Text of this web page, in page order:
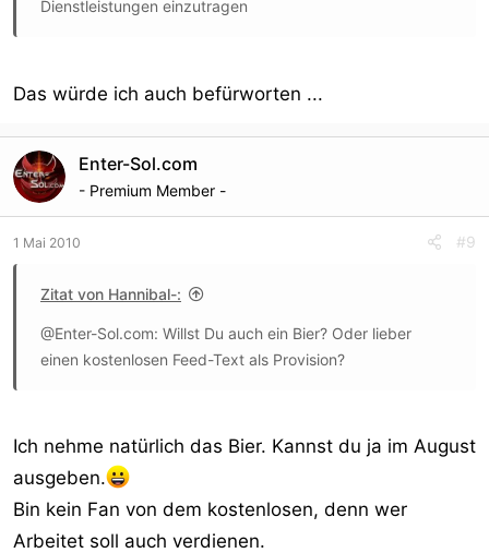
Dienstleistungen einzutragen
Das würde ich auch befürworten ...
Enter-Sol.com
- Premium Member -
1 Mai 2010 #9
Zitat von Hannibal-:
@Enter-Sol.com: Willst Du auch ein Bier? Oder lieber
einen kostenlosen Feed-Text als Provision?
Ich nehme natürlich das Bier. Kannst du ja im August
ausgeben.
Bin kein Fan von dem kostenlosen, denn wer
Arbeitet soll auch verdienen.